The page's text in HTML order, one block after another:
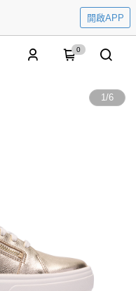
開啟APP
0
1/6